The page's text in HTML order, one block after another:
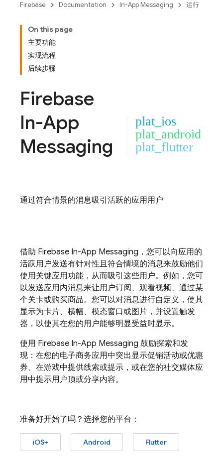
Firebase Documentation In-App Messaging 运行
On this page
主要功能
实现流程
后续步骤
Firebase
In-App
Messaging
plat_ios
plat_android
plat_flutter
通过符合情景的消息吸引活跃的应用用户
借助 Firebase In-App Messaging ，您可以向应用的
活跃用户发送有针对性且符合情境的消息来鼓励他们
使用关键应用功能，从而吸引这些用户。例如，您可
以发送应用内消息来让用户订阅、观看视频、通过某
个关卡或购买商品。您可以对消息进行自定义，使其
显示为卡片、横幅、模态窗口或图片，并设置触发
器，以使其在您的用户能够明显受益时显示。
使用 Firebase In-App Messaging 鼓励探索和发
现：在您的电子商务应用中突出显示促销活动或优惠
券、在游戏中提供线索或提示，或在您的社交媒体应
用中提示用户顶或分享内容。
准备好开始了吗？选择您的平台：
iOS+ Android Flutter